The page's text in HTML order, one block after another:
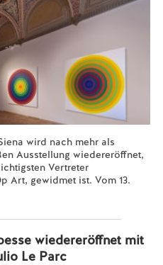
wird nach mehr als
Ausstellung wiedereröffnet,
Vertreter
Art, gewidmet ist. Vom 13.
wiedereröffnet mit
Le Parc